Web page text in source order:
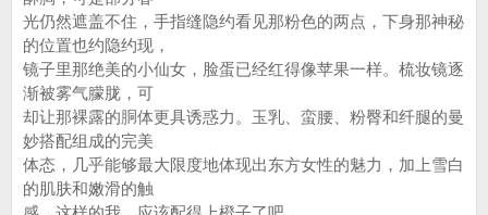
光仍然遮盖不住，手指缝隐约看见那粉色的两点，下身那神秘
的位置也约隐约现，
镜子里那绝美的小仙女，脸蛋已经红得像苹果一样。梳妆镜逐
渐被雾气朦胧，可
却让那裸露的胴体更具诱惑力。玉乳、蛮腰、粉臀和纤腿的曼
妙搭配组成的完美
体态，几乎能够最大限度地体现出东方女性的魅力，加上雪白
的肌肤和嫩滑的触